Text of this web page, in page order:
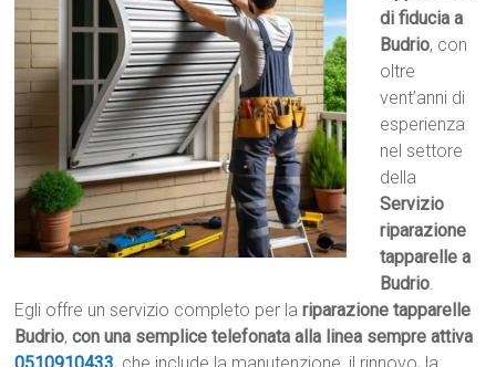
di fiducia a
Budrio, con
oltre
vent’anni di
esperienza
nel settore
della
Servizio
riparazione
tapparelle a
Budrio.
Egli offre un servizio completo per lariparazione tapparelle
Budrio, con una semplice telefonata alla linea sempre attiva